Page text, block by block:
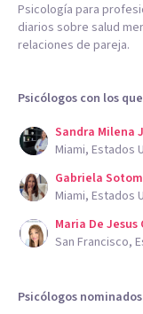
Psicología para
diarios sobre salud
relaciones de pareja.
Psicólogos con los
Sandra Milena
Miami, Estados
Gabriela
Miami, Estados
Maria De
San Francisco,
Psicólogos